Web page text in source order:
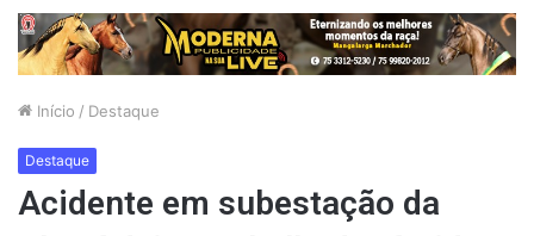
Início / Destaque
Destaque
Acidente em subestação da